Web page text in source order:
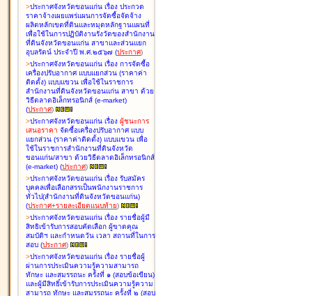
>ประกาศจังหวัดขอนแก่น เรื่อง ประกวด
ราคาจ้างเผยแพร่แผนการจัดซื้อจัดจ้าง
ผลิตหลักเขตที่ดินและหมุดหลักฐานแผนที่
เพื่อใช้ในการปฏิบัติงานรังวัดของสำนักงาน
ที่ดินจังหวัดขอนแก่น สาขาและส่วนแยก
อุบลรัตน์ ประจำปี พ.ศ.๒๕๖๗ (ประกาศ)
>ประกาศจังหวัดขอนแก่น เรื่อง การจัดซื้อ
เครื่องปรับอากาศ แบบแยกส่วน (ราคาค่า
ติดตั้ง) แบบแขวน เพื่อใช้ในราชการ
สำนักงานที่ดินจังหวัดขอนแก่น สาขา ด้วย
วิธีตลาดอิเล็กทรอนิกส์ (e-market)
(ประกาศ)
>ประกาศจังหวัดขอนแก่น เรื่อง ผู้ชนะการ
เสนอราคา จัดซื้อเครื่องปรับอากาศ แบบ
แยกส่วน (ราคาค่าติดตั้ง) แบบแขวน เพื่อ
ใช้ในราชการสำนักงานที่ดินจังหวัด
ขอนแก่น/สาขา ด้วยวิธีตลาดอิเล็กทรอนิกส์
(e-market) (ประกาศ)
>ประกาศจังหวัดขอนแก่น เรื่อง รับสมัคร
บุคคลเพื่อเลือกสรรเป็นพนักงานราชการ
ทั่วไป(สำนักงานที่ดินจังหวัดขอนแก่น)
(ประกาศ+รายละเอียดแนบท้าย)
>ประกาศจังหวัดขอนแก่น เรื่อง รายชื่อผู้มี
สิทธิเข้ารับการสอบคัดเลือก ผู้ขาดคุณ
สมบัติฯ และกำหนดวัน เวลา สถานที่ในการ
สอบ (ประกาศ)
>ประกาศจังหวัดขอนแก่น เรื่อง รายชื่อผู้
ผ่านการประเมินความรู้ความสามารถ
ทักษะ และสมรรถนะ ครั้งที่ ๑ (สอบข้อเขียน)
และผู้มีสิทธิ์เข้ารับการประเมินความรู้ความ
สามารถ ทักษะ และสมรรถนะ ครั้งที่ ๒ (สอบ